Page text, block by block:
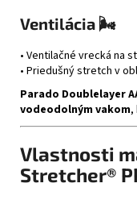
Ventilácia 🌬️
• Ventilačné vrecká na
• Priedušný stretch v
Parado Doublelayer
vodeodolným vakom,
Vlastnosti
Stretcher®